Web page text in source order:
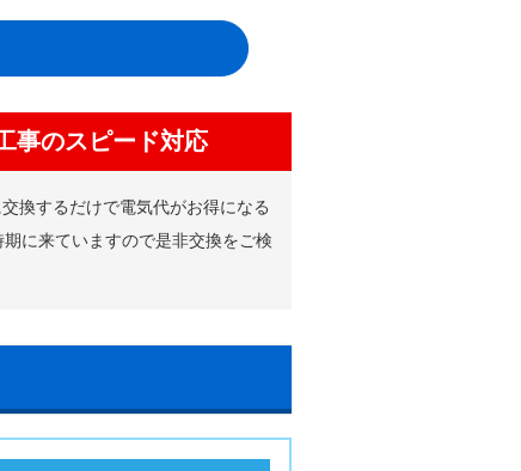
事のスピード対応
換するだけで電気代がお得になる
に来ていますので是非交換をご検